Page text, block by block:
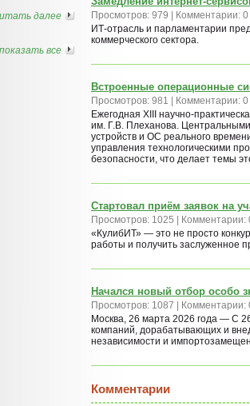
далее
показать все
Просмотров: 979 | Комментарии: 0
ИТ-отрасль и парламентарии
коммерческого сектора.
Встроенные операционные
Просмотров: 981 | Комментарии: 0
Ежегодная XIII научно-
им. Г.В. Плеханова.
устройств и ОС реального
управления технологическими
безопасности, что делает темы
Стартовал приём заявок на
Просмотров: 1025 | Комментарии:
«КулибИТ» — это не просто
работы и получить заслуженное
Начался новый отбор особо
Просмотров: 1087 | Комментарии:
Москва, 26 марта 2026 года — С
компаний, дорабатывающих и
независимости и
Комментарии